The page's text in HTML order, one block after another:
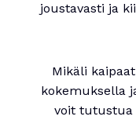
joustavasti ja
Mikäli
kokemuksella
voit tutustua